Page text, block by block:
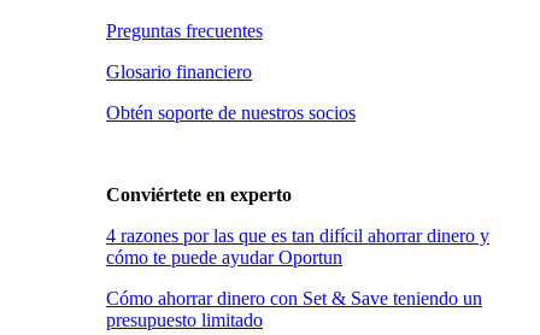
Preguntas frecuentes
Glosario financiero
Obtén soporte de nuestros socios
Conviértete en experto
4 razones por las que es tan difícil ahorrar dinero y
cómo te puede ayudar Oportun
Cómo ahorrar dinero con Set & Save teniendo un
presupuesto limitado